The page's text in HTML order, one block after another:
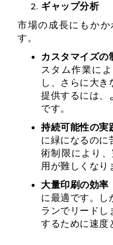
ギャップ分析
市場の成長にもか
す。
カスタマイズの
スタム作業に
し、さらに大
提供するには、
です。
持続可能性の実
に緑になるのに
術制限により
用が難しくなり
大量印刷の効率
に最適です。し
ランでリードし
するために速度